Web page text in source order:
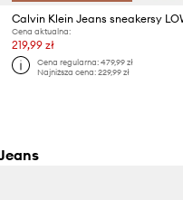
Cena aktualna:
219,99 zł
Cena regularna: 479,99 zł
Najniższa cena: 229,99 zł